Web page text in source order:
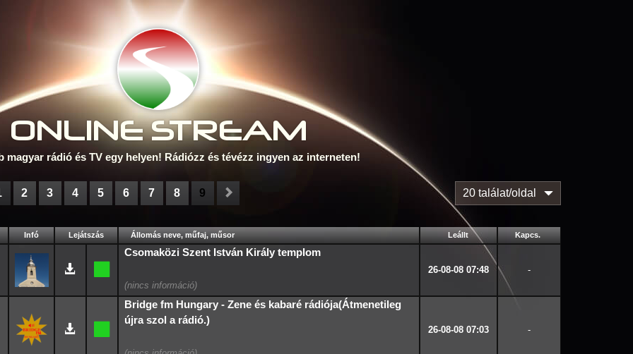
ONLINE STREAM
magyar rádió és TV egy helyen! Rádiózz és tévézz ingyen az interneten!
2 3 4 5 6 7 8 9 20 találat/oldal
Infó Lejátszás Állomás neve, műfaj, műsor Leállt Kapcs.
Csomaközi Szent István Király templom
26-08-08 07:48 -
Bridge fm Hungary - Zene és kabaré rádiója(Átmenetileg
újra szol a rádió.)
26-08-08 07:03 -